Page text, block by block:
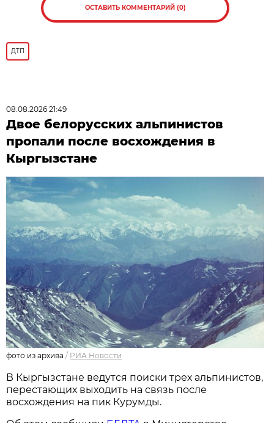
ОСТАВИТЬ КОММЕНТАРИЙ (0)
ДТП
08.08.2026 21:49
Двое белорусских альпинистов
пропали после восхождения в
Кыргызстане
фото из архива / РИА Новости
В Кыргызстане ведутся поиски трех альпинистов,
перестающих выходить на связь после
восхождения на пик Курумды.